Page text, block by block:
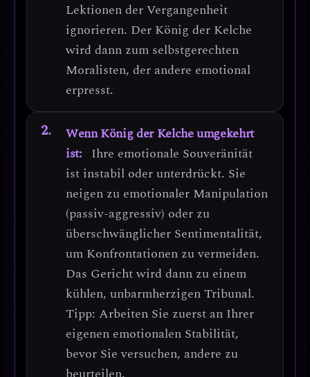
Lektionen der Vergangenheit
ignorieren. Der König der Kelche
wird dann zum selbstgerechten
Moralisten, der andere emotional
erpresst.
Wenn König der Kelche umgekehrt
ist: Ihre emotionale Souveränität
ist instabil oder unterdrückt. Sie
neigen zu emotionaler Manipulation
(passiv-aggressiv) oder zu
überschwänglicher Sentimentalität,
um Konfrontationen zu vermeiden.
Das Gericht wird dann zu einem
kühlen, unbarmherzigen Tribunal.
Tipp: Arbeiten Sie zuerst an Ihrer
eigenen emotionalen Stabilität,
bevor Sie versuchen, andere zu